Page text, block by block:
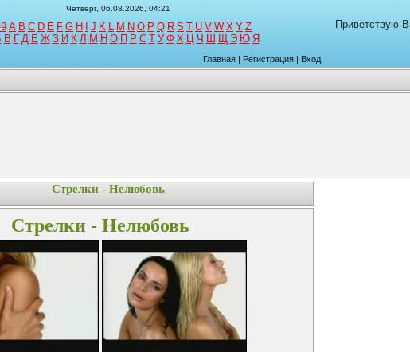
Четверг, 06.08.2026, 04:21
A B C D E F G H J K L M N O P Q R S T U V W X Y Z
В Г Д Е Ж З И К Л М Н О П Р С Т У Ф Х Ц Ч Ш Щ Э Ю Я
Главная | Регистрация | Вход
Приветствую
Стрелки - Нелюбовь
Стрелки - Нелюбовь